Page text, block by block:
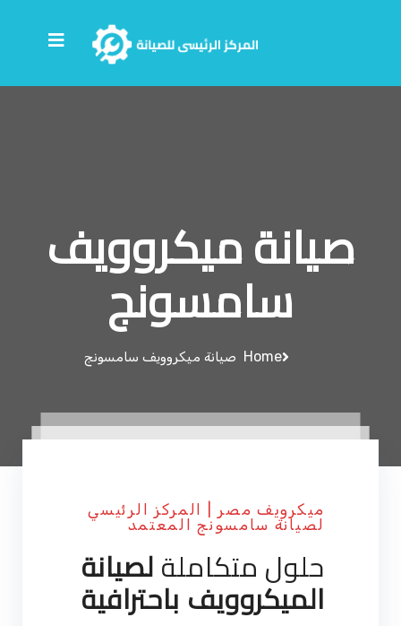
صيانة ميكروويف
سامسونج
Home صيانة ميكروويف سامسونج
ميكرويف مصر | المركز الرئيسي
لصيانة سامسونج المعتمد
حلول متكاملةلصيانة
الميكروويف باحترافية